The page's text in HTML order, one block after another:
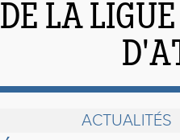
DE LA
ACTUALITÉS